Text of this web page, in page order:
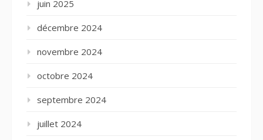
juin 2025
décembre 2024
novembre 2024
octobre 2024
septembre 2024
juillet 2024